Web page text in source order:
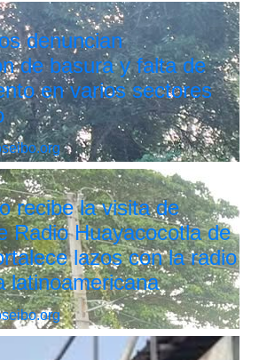
denuncian
de basura y falta de
en varios sectores
recibe la visita de
Radio Huayacocotla de
lazos con la radio
latinoamericana